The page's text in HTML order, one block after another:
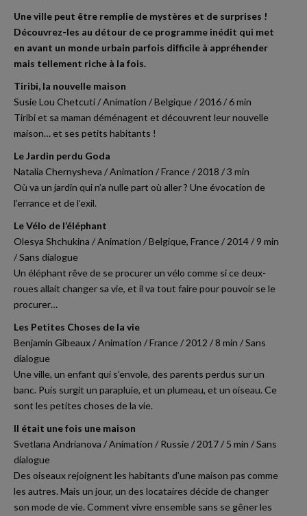
Une ville peut être remplie de mystères et de surprises !
Découvrez-les au détour de ce programme inédit qui met
en avant un monde urbain parfois difficile à appréhender
mais tellement riche à la fois.
Tiribi, la nouvelle maison
Susie Lou Chetcuti / Animation / Belgique / 2016 / 6 min
Tiribi et sa maman déménagent et découvrent leur nouvelle
maison… et ses petits habitants !
Le Jardin perdu Goda
Natalia Chernysheva / Animation / France / 2018 / 3 min
Où va un jardin qui n’a nulle part où aller ? Une évocation de
l’errance et de l’exil.
Le Vélo de l’éléphant
Olesya Shchukina / Animation / Belgique, France / 2014 / 9 min
/ Sans dialogue
Un éléphant rêve de se procurer un vélo comme si ce deux-
roues allait changer sa vie, et il va tout faire pour pouvoir se le
procurer…
Les Petites Choses de la vie
Benjamin Gibeaux / Animation / France / 2012 / 8 min / Sans
dialogue
Une ville, un enfant qui s’envole, des parents perdus sur un
banc. Puis surgit un parapluie, et un plumeau, et un oiseau. Ce
sont les petites choses de la vie.
Il était une fois une maison
Svetlana Andrianova / Animation / Russie / 2017 / 5 min / Sans
dialogue
Des oiseaux rejoignent les habitants d’une maison pas comme
les autres. Mais un jour, un des locataires décide de changer
son mode de vie. Comment vivre ensemble sans se gêner les